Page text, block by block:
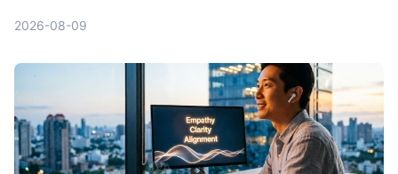
2026-08-09